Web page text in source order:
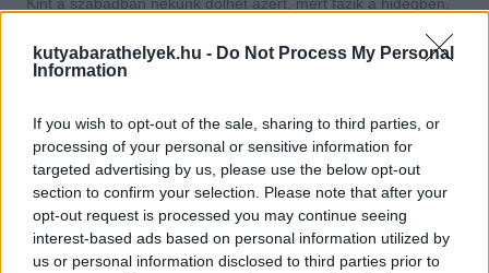
kutyabarathelyek.hu - Do Not Process My Personal
Information
If you wish to opt-out of the sale, sharing to third parties, or
processing of your personal or sensitive information for
targeted advertising by us, please use the below opt-out
section to confirm your selection. Please note that after your
opt-out request is processed you may continue seeing
interest-based ads based on personal information utilized by
us or personal information disclosed to third parties prior to
valamitől, valakitől, például új helyen az idegenektől, más
kutyáktól, vagy ijesztően hat számára a látvány, a zajok, a
szagok sokasága. Azáltal, hogy nekidől a gazdinak, vagy
magát adott helyzetben, ésbiztonságra, védelemre vágyik,
amit a gazditól remél.